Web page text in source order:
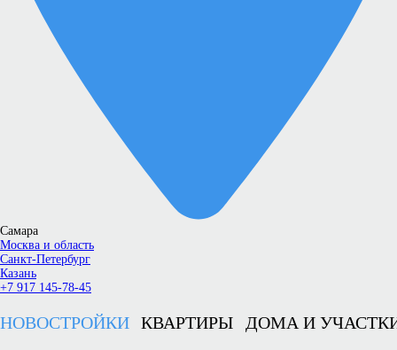
Самара
Москва и область
Санкт-Петербург
Казань
+7 917 145-78-45
НОВОСТРОЙКИ КВАРТИРЫ ДОМА И